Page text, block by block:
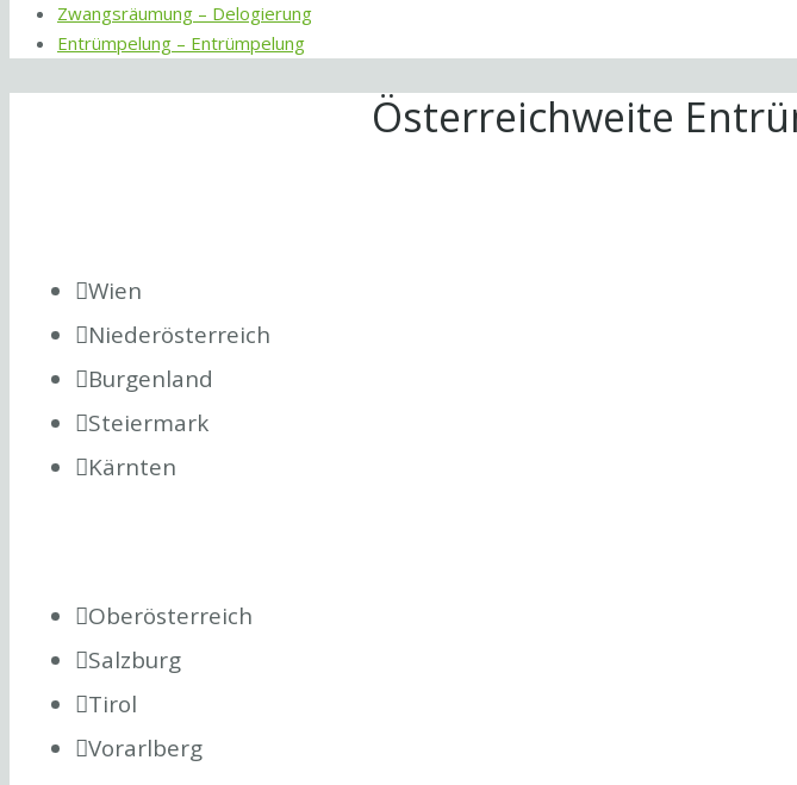
Zwangsräumung – Delogierung
Entrümpelung – Entrümpelung
Österreichweite
Wien
Niederösterreich
Burgenland
Steiermark
Kärnten
Oberösterreich
Salzburg
Tirol
Vorarlberg